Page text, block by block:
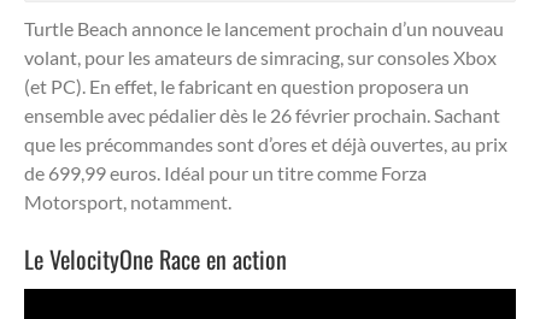
Turtle Beach annonce le lancement prochain d’un nouveau
volant, pour les amateurs de simracing, sur consoles Xbox
(et PC). En effet, le fabricant en question proposera un
ensemble avec pédalier dès le 26 février prochain. Sachant
que les précommandes sont d’ores et déjà ouvertes, au prix
de 699,99 euros. Idéal pour un titre comme Forza
Motorsport, notamment.
Le VelocityOne Race en action